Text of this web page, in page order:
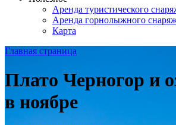
Аренда туристического
Аренда горнолыжного
Карта
Главная страница
Плато Черногор и
в ноябре